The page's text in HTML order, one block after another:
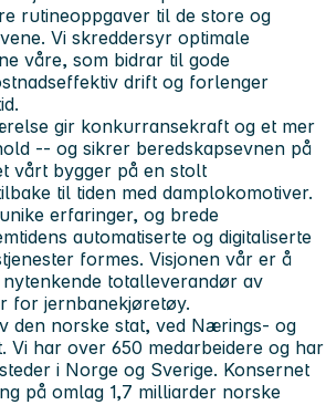
rutineoppgaver til de store og
Vi skreddersyr optimale
våre, som bidrar til gode
drift og forlenger
gir konkurransekraft og et mer
-- og sikrer beredskapsevnen på
vårt bygger på en stolt
til tiden med damplokomotiver.
erfaringer, og brede
automatiserte og digitaliserte
formes. Visjonen vår er å
totalleverandør av
for jernbanekjøretøy.
den norske stat, ved Nærings- og
Vi har over 650 medarbeidere og har
i Norge og Sverige. Konsernet
på omlag 1,7 milliarder norske